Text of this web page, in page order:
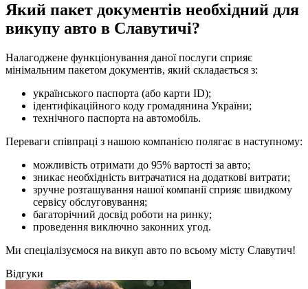
Який пакет документів необхідний для
викупу авто в Славутичі?
Налагоджене функціонування даної послуги сприяє
мінімальним пакетом документів, який складається з:
українського паспорта (або карти ID);
ідентифікаційного коду громадянина України;
технічного паспорта на автомобіль.
Переваги співпраці з нашою компанією полягає в наступному:
можливість отримати до 95% вартості за авто;
зникає необхідність витрачатися на додаткові витрати;
зручне розташування нашої компанії сприяє швидкому
сервісу обслуговування;
багаторічний досвід роботи на ринку;
проведення виключно законних угод.
Ми спеціалізуємося на викуп авто по всьому місту Славутич!
Відгуки